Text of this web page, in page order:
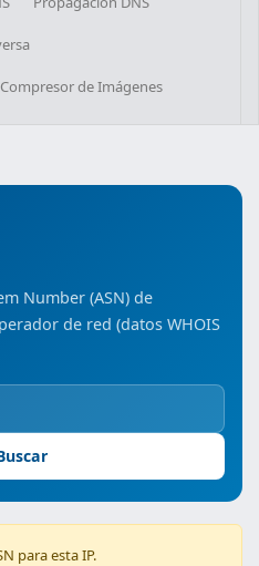
Compresor de Imágenes
Number (ASN) de
de red (datos WHOIS
para esta IP.